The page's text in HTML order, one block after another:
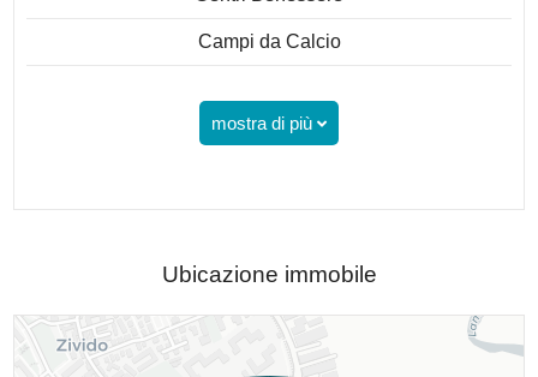
Campi da Calcio
mostra di più
Ubicazione immobile